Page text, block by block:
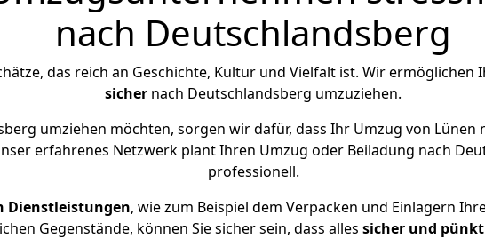
nach Deutschlandsberg
das reich an Geschichte, Kultur und Vielfalt ist. Wir ermöglichen
sicher nach Deutschlandsberg umzuziehen.
umziehen möchten, sorgen wir dafür, dass Ihr Umzug von Lünen
erfahrenes Netzwerk plant Ihren Umzug oder Beiladung nach
professionell.
Dienstleistungen, wie zum Beispiel dem Verpacken und Einlagern
Gegenstände, können Sie sicher sein, dass alles sicher und